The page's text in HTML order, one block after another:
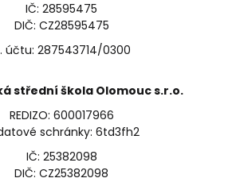
IČ: 28595475
DIČ: CZ28595475
účtu: 287543714/0300
střední škola Olomouc s.r.o.
REDIZO: 600017966
schránky: 6td3fh2
IČ: 25382098
DIČ: CZ25382098